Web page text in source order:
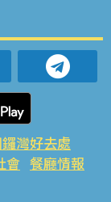
灣好去處
會 餐廳情報